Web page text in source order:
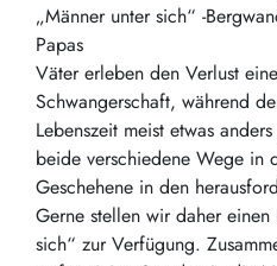
„Männer unter sich“ -
Papas
Väter erleben den Verlust
Schwangerschaft, während
Lebenszeit meist etwas
beide verschiedene Wege in
Geschehene in den
Gerne stellen wir daher einen
sich“ zur Verfügung.